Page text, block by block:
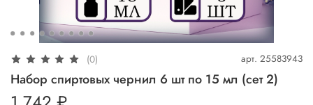
(0) арт. 25583943
Набор спиртовых чернил 6 шт по 15 мл (сет 2)